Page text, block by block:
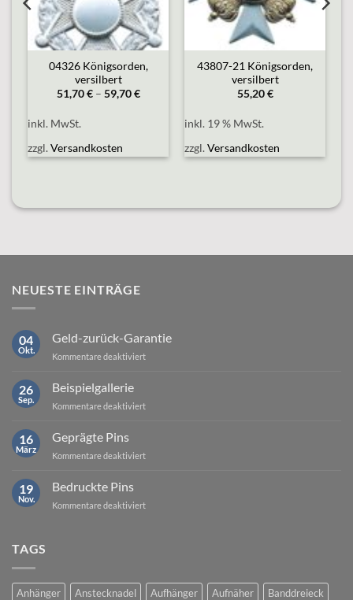
04326 Königsorden,
versilbert
51,70€– 59,70€
inkl. MwSt.
zzgl.Versandkosten
43807-21 Königsorden,
versilbert
55,20€
inkl. 19 % MwSt.
zzgl.Versandkosten
NEUESTE EINTRÄGE
04
Okt.
Geld-zurück-Garantie
Kommentare deaktiviertfür
26
Sep.
Beispielgallerie
Kommentare deaktiviertfür
16
März
Geprägte Pins
Kommentare deaktiviertfür
19
Nov.
Bedruckte Pins
Kommentare deaktiviertfür
TAGS
Anhänger Anstecknadel Aufhänger Aufnäher
Banddreieck